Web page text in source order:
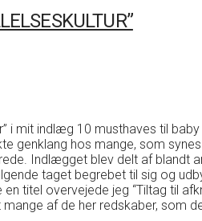
i mit indlæg 10 musthaves til baby
genklang hos mange, som
Indlægget blev delt af blandt
taget begrebet til sig og
titel overvejede jeg “Tiltag til
af de her redskaber, som